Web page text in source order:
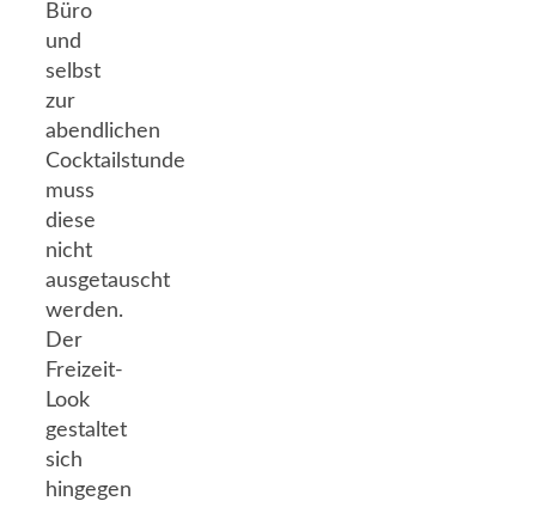
Büro
und
selbst
zur
abendlichen
Cocktailstunde
muss
diese
nicht
ausgetauscht
werden.
Der
Freizeit-
Look
gestaltet
sich
hingegen